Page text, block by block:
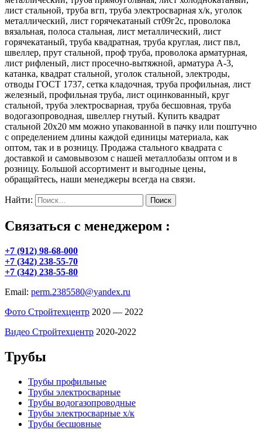
лист стальной, труба вгп, труба электросварная х/к, уголок
металлический, лист горячекатаный ст09г2с, проволока
вязальная, полоса стальная, лист металлический, лист
горячекатаный, труба квадратная, труба круглая, лист пвл,
швеллер, прут стальной, проф труба, проволока арматурная,
лист рифленый, лист просечно-вытяжной, арматура А-3,
катанка, квадрат стальной, уголок стальной, электроды,
отводы ГОСТ 1737, сетка кладочная, труба профильная, лист
железный, профильная труба, лист оцинкованный, круг
стальной, труба электросварная, труба бесшовная, труба
водогазопроводная, швеллер гнутый. Купить квадрат
стальной 20х20 мм можно упакованной в пачку или поштучно
с определением длины каждой единицы материала, как
оптом, так и в розницу. Продажа стального квадрата с
доставкой и самовывозом с нашей металлобазы оптом и в
розницу. Большой ассортимент и выгодные цены,
обращайтесь, наши менеджеры всегда на связи.
Найти:
Связаться с менеджером :
+7 (912) 98-68-000
+7 (342) 238-55-70
+7 (342) 238-55-80
Email: perm.2385580@yandex.ru
Фото Стройтехцентр 2020 — 2022
Видео Стройтехцентр 2020-2022
Трубы
Трубы профильные
Трубы электросварные
Трубы водогазопроводные
Трубы электросварные х/к
Трубы бесшовные